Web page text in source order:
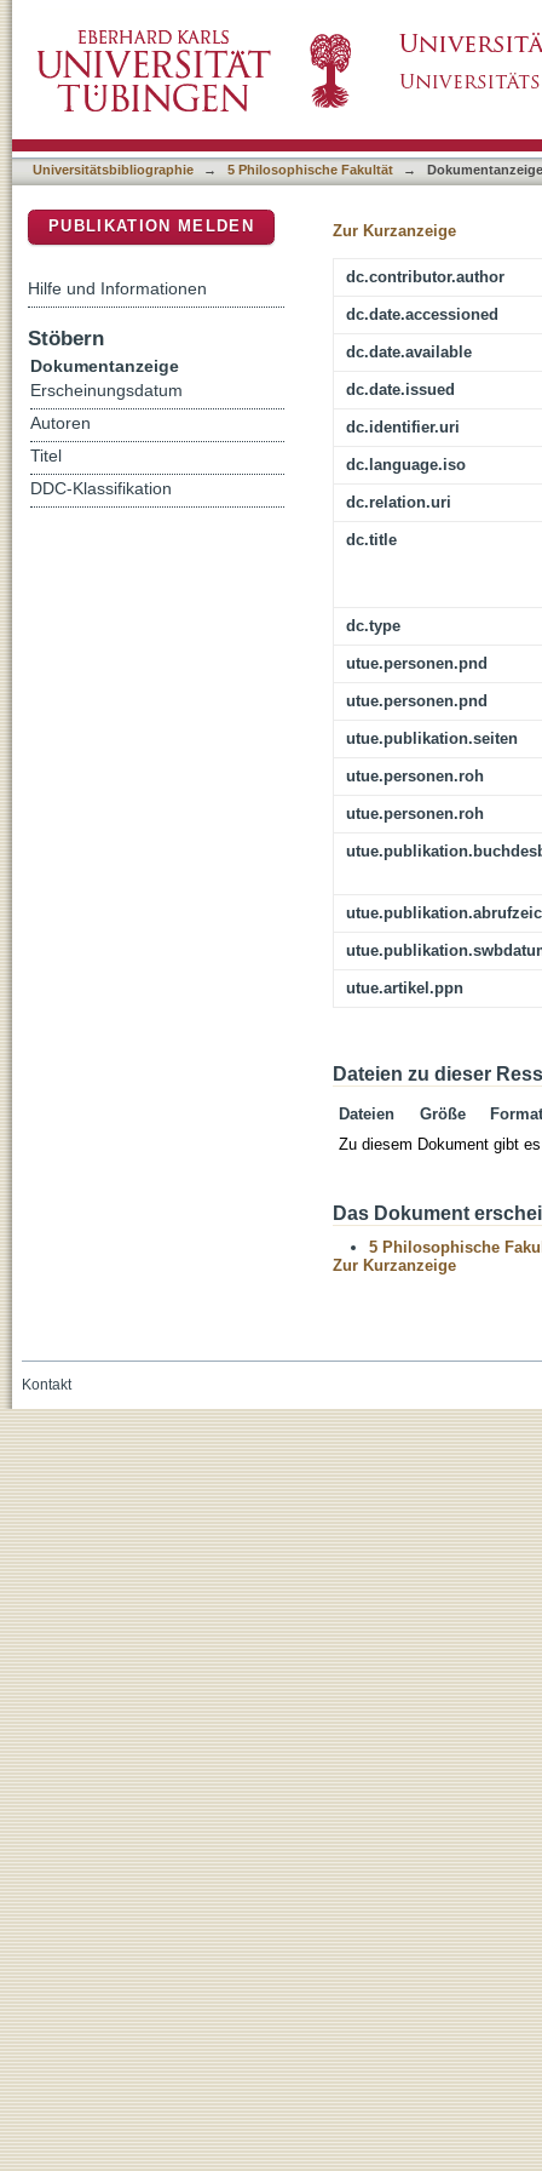
mit der Dokumentarischen Methode
Universitätsbibliographie → 5 Philosophische Fakultät → Dokumentanzeige
Zur Kurzanzeige
dc.contributor.author
dc.date.accessioned
dc.date.available
dc.date.issued
dc.identifier.uri
dc.language.iso
dc.relation.uri
dc.title
dc.type
utue.personen.pnd
utue.personen.pnd
utue.publikation.seiten
utue.personen.roh
utue.personen.roh
utue.artikel.ppn
Dateien zu dieser
Dateien Größe
Format
Zu diesem Dokument gibt
Das Dokument
5 Philosophische
Zur Kurzanzeige
PUBLIKATION MELDEN
Hilfe und Informationen
Stöbern
Dokumentanzeige
Erscheinungsdatum
Autoren
Titel
DDC-Klassifikation
Kontakt